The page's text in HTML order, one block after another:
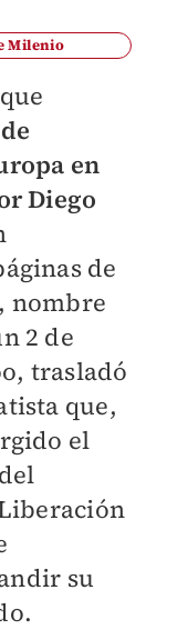
Milenio
en
Diego
de
nombre
2 de
trasladó
que,
el
su